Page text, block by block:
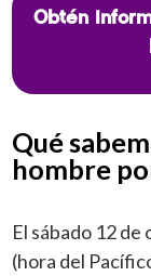
Obtén
Qué
hombre
El sábado 12 de
(hora del